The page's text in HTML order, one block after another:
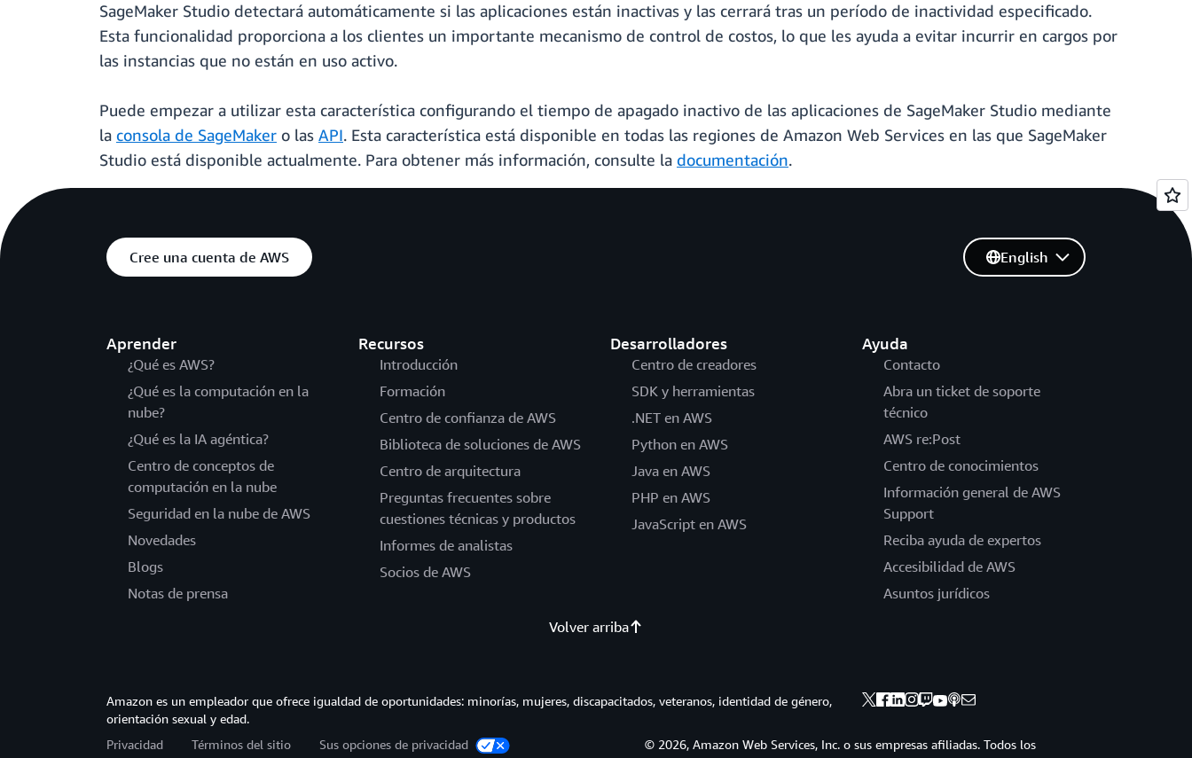
SageMaker Studio detectará automáticamente si las aplicaciones están inactivas y las cerrará tras un período de inactividad especificado.
Esta funcionalidad proporciona a los clientes un importante mecanismo de control de costos, lo que les ayuda a evitar incurrir en cargos por
las instancias que no están en uso activo.
Puede empezar a utilizar esta característica configurando el tiempo de apagado inactivo de las aplicaciones de SageMaker Studio mediante
la consola de SageMaker o las API. Esta característica está disponible en todas las regiones de Amazon Web Services en las que SageMaker
Studio está disponible actualmente. Para obtener más información, consulte la documentación.
Cree una cuenta de AWS
Aprender
¿Qué es AWS?
¿Qué es la computación en la
nube?
¿Qué es la IA agéntica?
Centro de conceptos de
computación en la nube
Seguridad en la nube de AWS
Novedades
Blogs
Notas de prensa
Recursos
Introducción
Formación
Centro de confianza de AWS
Biblioteca de soluciones de AWS
Centro de arquitectura
Preguntas frecuentes sobre
cuestiones técnicas y productos
Informes de analistas
Socios de AWS
Desarrolladores
Centro de creadores
SDK y herramientas
.NET en AWS
Python en AWS
Java en AWS
PHP en AWS
JavaScript en AWS
Ayuda
Contacto
Abra un ticket de soporte
técnico
AWS re:Post
Centro de conocimientos
Información general de AWS
Support
Reciba ayuda de expertos
Accesibilidad de AWS
Asuntos jurídicos
English
Volver arriba
Amazon es un empleador que ofrece igualdad de oportunidades: minorías, mujeres, discapacitados, veteranos, identidad de género,
orientación sexual y edad.
Privacidad
Términos del sitio
Sus opciones de privacidad
© 2026, Amazon Web Services, Inc. o sus empresas afiliadas. Todos los